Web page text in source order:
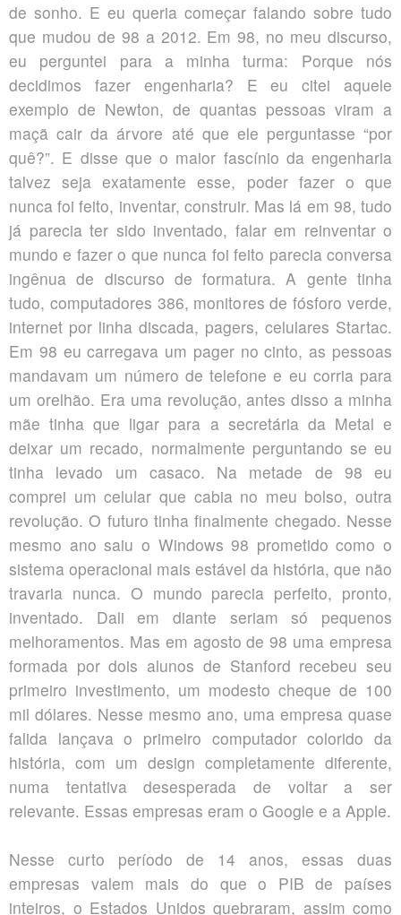
de sonho. E eu queria começar falando sobre tudo
que mudou de 98 a 2012. Em 98, no meu discurso,
eu perguntei para a minha turma: Porque nós
decidimos fazer engenharia? E eu citei aquele
exemplo de Newton, de quantas pessoas viram a
maçã cair da árvore até que ele perguntasse “por
quê?”. E disse que o maior fascínio da engenharia
talvez seja exatamente esse, poder fazer o que
nunca foi feito, inventar, construir. Mas lá em 98, tudo
já parecia ter sido inventado, falar em reinventar o
mundo e fazer o que nunca foi feito parecia conversa
ingênua de discurso de formatura. A gente tinha
tudo, computadores 386, monitores de fósforo verde,
internet por linha discada, pagers, celulares Startac.
Em 98 eu carregava um pager no cinto, as pessoas
mandavam um número de telefone e eu corria para
um orelhão. Era uma revolução, antes disso a minha
mãe tinha que ligar para a secretária da Metal e
deixar um recado, normalmente perguntando se eu
tinha levado um casaco. Na metade de 98 eu
comprei um celular que cabia no meu bolso, outra
revolução. O futuro tinha finalmente chegado. Nesse
mesmo ano saiu o Windows 98 prometido como o
sistema operacional mais estável da história, que não
travaria nunca. O mundo parecia perfeito, pronto,
inventado. Dali em diante seriam só pequenos
melhoramentos. Mas em agosto de 98 uma empresa
formada por dois alunos de Stanford recebeu seu
primeiro investimento, um modesto cheque de 100
mil dólares. Nesse mesmo ano, uma empresa quase
falida lançava o primeiro computador colorido da
história, com um design completamente diferente,
numa tentativa desesperada de voltar a ser
relevante. Essas empresas eram o Google e a Apple.
Nesse curto período de 14 anos, essas duas
empresas valem mais do que o PIB de países
inteiros, o Estados Unidos quebraram, assim como